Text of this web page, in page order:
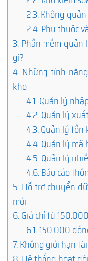
2.3.Không
2.4.Phụ thuộc
3. Phần mềm quản
gì?
4. Những tính
kho
4.1.Quản lý
4.2.Quản lý
4.3.Quản lý tồn
4.4.Quản lý mã
4.5.Quản lý
4.6.Báo cáo
5. Hỗ trợ chuyển
mới
6.Giá chỉ từ
6.1.150.000
7.Không giới hạn